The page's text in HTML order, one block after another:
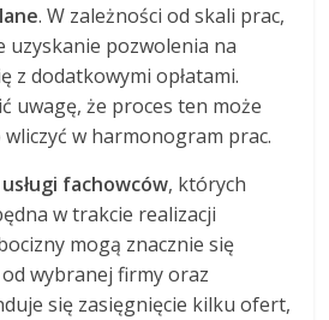
. W zależności od skali prac,
uzyskanie pozwolenia na
z dodatkowymi opłatami.
uwagę, że proces ten może
wliczyć w harmonogram prac.
usługi fachowców, których
w trakcie realizacji
mogą znacznie się
wybranej firmy oraz
się zasięgnięcie kilku ofert,